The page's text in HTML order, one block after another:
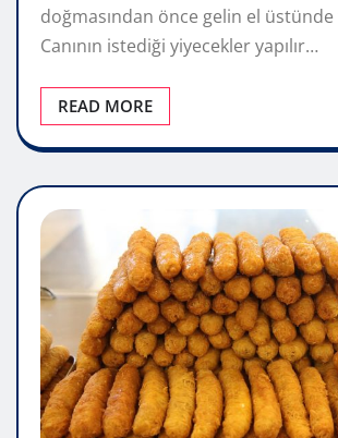
doğmasından önce gelin el
Canının istediği yiyecekler yapılır…
READ MORE